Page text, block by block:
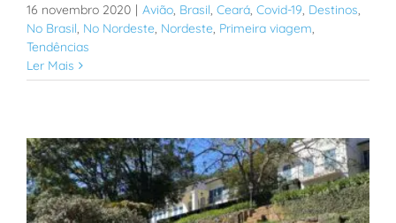
16 novembro 2020 | Avião, Brasil, Ceará, Covid-19, Destinos,
No Brasil, No Nordeste, Nordeste, Primeira viagem,
Tendências
Ler Mais